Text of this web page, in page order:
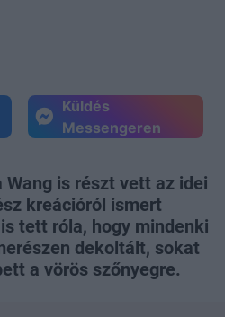
Küldés
Messengeren
is részt vett az idei
kreációról ismert
tett róla, hogy mindenki
dekoltált, sokat
a vörös szőnyegre.